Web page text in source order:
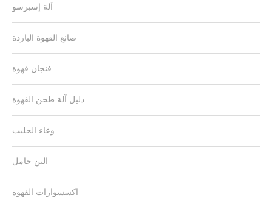
آلة إسبرسو
صانع القهوة الباردة
فنجان قهوة
دليل آلة طحن القهوة
وعاء الحليب
البن حامل
اكسسوارات القهوة